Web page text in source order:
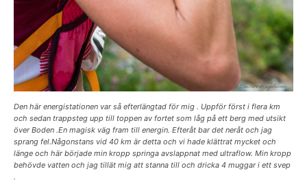
Den här energistationen var så efterlängtad för mig . Uppför först i flera km
och sedan trappsteg upp till toppen av fortet som låg på ett berg med utsikt
över Boden .En magisk väg fram till energin. Efteråt bar det neråt och jag
sprang fel.Någonstans vid 40 km är detta och vi hade klättrat mycket och
länge och här började min kropp springa avslappnat med ultraflow. Min kropp
behövde vatten och jag tillät mig att stanna till och dricka 4 muggar i ett svep
.